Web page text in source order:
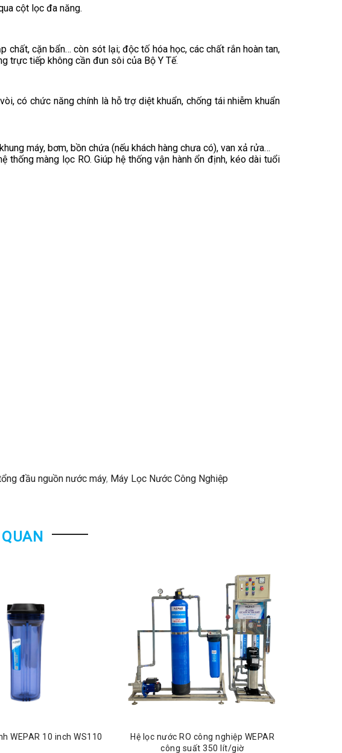
cột lọc đa năng.
chất, cặn bẩn… còn sót lại; độc tố hóa học, các chất rắn hoàn tan,
trực tiếp không cần đun sôi của Bộ Y Tế.
có chức năng chính là hỗ trợ diệt khuẩn, chống tái nhiễm khuẩn
máy, bơm, bồn chứa (nếu khách hàng chưa có), van xả rửa…
màng lọc RO. Giúp hệ thống vận hành ổn định, kéo dài tuổi
đầu nguồn nước máy, Máy Lọc Nước Công Nghiệp
WEPAR 10 inch WS110
Hệ lọc nước RO công nghiệp WEPAR
công suất 350 lít/giờ